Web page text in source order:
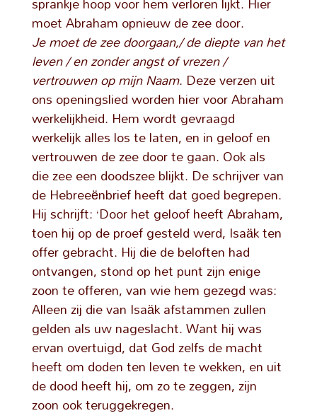
moet Abraham opnieuw de zee door.
Je moet de zee doorgaan,/ de diepte van het
leven / en zonder angst of vrezen /
vertrouwen op mijn Naam. Deze verzen uit
ons openingslied worden hier voor Abraham
werkelijkheid. Hem wordt gevraagd
werkelijk alles los te laten, en in geloof en
vertrouwen de zee door te gaan. Ook als
die zee een doodszee blijkt. De schrijver van
de Hebreeënbrief heeft dat goed begrepen.
Hij schrijft: ‘Door het geloof heeft Abraham,
toen hij op de proef gesteld werd, Isaäk ten
offer gebracht. Hij die de beloften had
ontvangen, stond op het punt zijn enige
zoon te offeren, van wie hem gezegd was:
Alleen zij die van Isaäk afstammen zullen
gelden als uw nageslacht. Want hij was
ervan overtuigd, dat God zelfs de macht
heeft om doden ten leven te wekken, en uit
de dood heeft hij, om zo te zeggen, zijn
zoon ook teruggekregen.